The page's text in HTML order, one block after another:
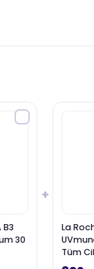
B3
30
+
La
Tüm
Yüz